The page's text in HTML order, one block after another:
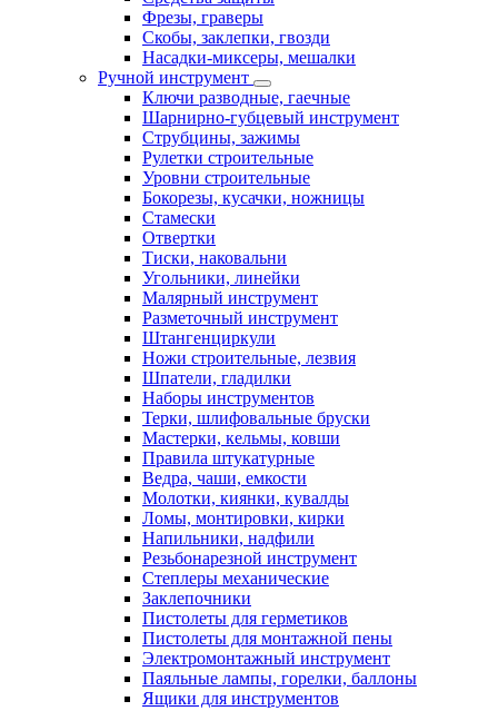
Фрезы, граверы
Скобы, заклепки, гвозди
Насадки-миксеры, мешалки
Ручной инструмент
Ключи разводные, гаечные
Шарнирно-губцевый инструмент
Струбцины, зажимы
Рулетки строительные
Уровни строительные
Бокорезы, кусачки, ножницы
Стамески
Отвертки
Тиски, наковальни
Угольники, линейки
Малярный инструмент
Разметочный инструмент
Штангенциркули
Ножи строительные, лезвия
Шпатели, гладилки
Наборы инструментов
Терки, шлифовальные бруски
Мастерки, кельмы, ковши
Правила штукатурные
Ведра, чаши, емкости
Молотки, киянки, кувалды
Ломы, монтировки, кирки
Напильники, надфили
Резьбонарезной инструмент
Степлеры механические
Заклепочники
Пистолеты для герметиков
Пистолеты для монтажной пены
Электромонтажный инструмент
Паяльные лампы, горелки, баллоны
Ящики для инструментов